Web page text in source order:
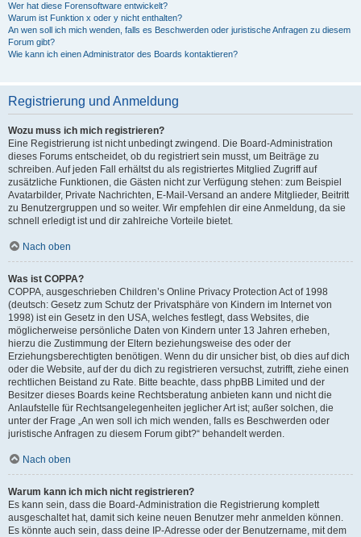
Wer hat diese Forensoftware entwickelt?
Warum ist Funktion x oder y nicht enthalten?
An wen soll ich mich wenden, falls es Beschwerden oder juristische Anfragen zu diesem
Forum gibt?
Wie kann ich einen Administrator des Boards kontaktieren?
Registrierung und Anmeldung
Wozu muss ich mich registrieren?
Eine Registrierung ist nicht unbedingt zwingend. Die Board-Administration
dieses Forums entscheidet, ob du registriert sein musst, um Beiträge zu
schreiben. Auf jeden Fall erhältst du als registriertes Mitglied Zugriff auf
zusätzliche Funktionen, die Gästen nicht zur Verfügung stehen: zum Beispiel
Avatarbilder, Private Nachrichten, E-Mail-Versand an andere Mitglieder, Beitritt
zu Benutzergruppen und so weiter. Wir empfehlen dir eine Anmeldung, da sie
schnell erledigt ist und dir zahlreiche Vorteile bietet.
Nach oben
Was ist COPPA?
COPPA, ausgeschrieben Children’s Online Privacy Protection Act of 1998
(deutsch: Gesetz zum Schutz der Privatsphäre von Kindern im Internet von
1998) ist ein Gesetz in den USA, welches festlegt, dass Websites, die
möglicherweise persönliche Daten von Kindern unter 13 Jahren erheben,
hierzu die Zustimmung der Eltern beziehungsweise des oder der
Erziehungsberechtigten benötigen. Wenn du dir unsicher bist, ob dies auf dich
oder die Website, auf der du dich zu registrieren versuchst, zutrifft, ziehe einen
rechtlichen Beistand zu Rate. Bitte beachte, dass phpBB Limited und der
Besitzer dieses Boards keine Rechtsberatung anbieten kann und nicht die
Anlaufstelle für Rechtsangelegenheiten jeglicher Art ist; außer solchen, die
unter der Frage „An wen soll ich mich wenden, falls es Beschwerden oder
juristische Anfragen zu diesem Forum gibt?“ behandelt werden.
Nach oben
Warum kann ich mich nicht registrieren?
Es kann sein, dass die Board-Administration die Registrierung komplett
ausgeschaltet hat, damit sich keine neuen Benutzer mehr anmelden können.
Es könnte auch sein, dass deine IP-Adresse oder der Benutzername, mit dem